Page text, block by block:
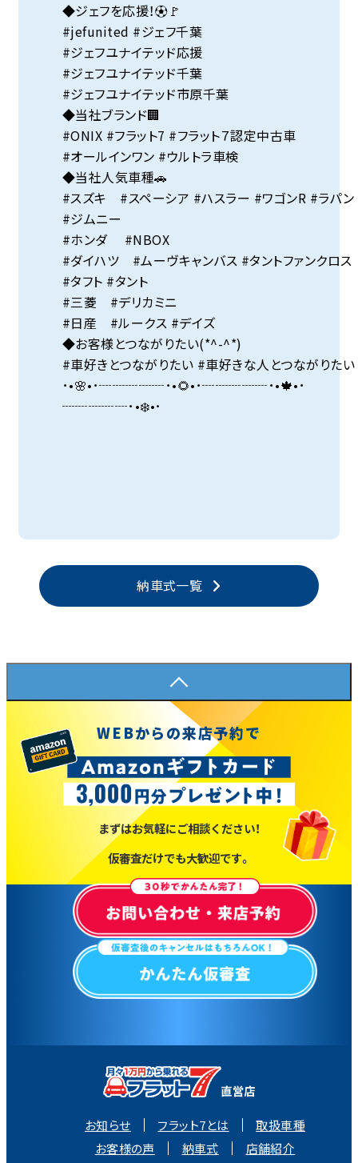
◆ジェフを応援！⚽🚩
#jefunited #ジェフ千葉
#ジェフユナイテッド応援
#ジェフユナイテッド千葉
#ジェフユナイテッド市原千葉
◆当社ブランド🏢
#ONIX #フラット7 #フラット７認定中古車
#オールインワン #ウルトラ車検
◆当社人気車種🚗
#スズキ #スペーシア #ハスラー #ワゴンR #ラパン
#ジムニー
#ホンダ #NBOX
#ダイハツ #ムーヴキャンバス #タントファンクロス
#タフト #タント
#三菱 #デリカミニ
#日産 #ルークス #デイズ
◆お客様とつながりたい(*^-^*)
#車好きとつながりたい #車好きな人とつながりたい
･•🌸•･┈┈┈┈┈･•🌻•･┈┈┈┈┈･•🍁•･
┈┈┈┈┈･•❄️•･
納車式一覧
WEBからの来店予約で
まずはお気軽にご相談ください！
仮審査だけでも大歓迎です。
お知らせ フラット7とは
取扱車種
お客様の声
納車式 店舗紹介